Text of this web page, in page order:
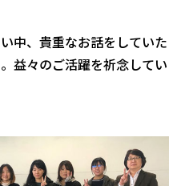
中、貴重なお話をしていた
益々のご活躍を祈念してい